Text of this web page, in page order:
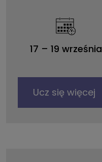
17 – 19 września
Ucz się więcej